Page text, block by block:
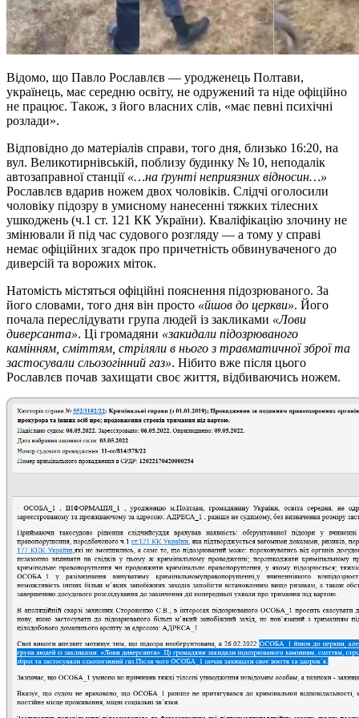
Відомо, що Павло Рославлєв — уродженець Полтави,
українець, має середню освіту, не одружений та ніде офіційно
не працює. Також, з його власних слів, «має певні психічні
розлади».
Відповідно до матеріалів справи, того дня, близько 16:20, на
вул. Великотирнівській, поблизу будинку № 10, неподалік
автозаправної станції «…на ґрунті неприязних відносин…»
Рославлєв вдарив ножем двох чоловіків. Слідчі оголосили
чоловіку підозру в умисному нанесенні тяжких тілесних
ушкоджень (ч.1 ст. 121 КК України). Кваліфікацію злочину не
змінювали й під час судового розгляду — а тому у справі
немає офіційних згадок про причетність обвинуваченого до
диверсій та ворожих міток.
Натомість містяться офіційні пояснення підозрюваного. За
його словами, того дня він просто «йшов до церкви». Його
почала переслідувати група людей із закликами «Лови
диверсанта». Ці громадяни «закидали підозрюваного
камінням, сміттям, стріляли в нього з травматичної зброї та
застосували сльозогінний газ». Нібито вже після цього
Рославлєв почав захищати своє життя, відбиваючись ножем.